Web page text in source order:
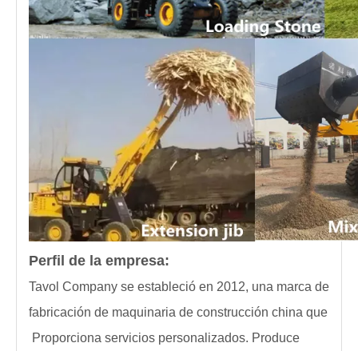
Perfil de la empresa:
Tavol Company se estableció en 2012, una marca de
fabricación de maquinaria de construcción china que
Proporciona servicios personalizados. Produce